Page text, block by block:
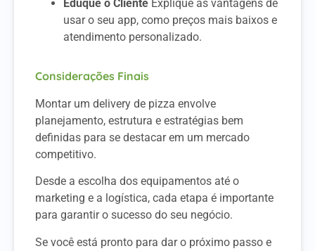
Eduque o Cliente Explique as vantagens de
usar o seu app, como preços mais baixos e
atendimento personalizado.
Considerações Finais
Montar um delivery de pizza envolve
planejamento, estrutura e estratégias bem
definidas para se destacar em um mercado
competitivo.
Desde a escolha dos equipamentos até o
marketing e a logística, cada etapa é importante
para garantir o sucesso do seu negócio.
Se você está pronto para dar o próximo passo e